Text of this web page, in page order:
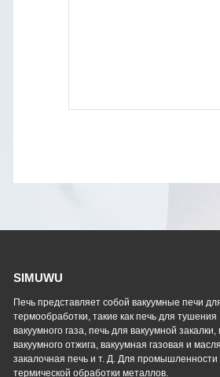
SIMUWU
Печь представляет собой вакуумные печи
термообработки, такие как печь для тушения
вакуумного газа, печь для вакуумной закалки,
вакуумного отжига, вакуумная газовая и
закалочная печь и т. Д. Для промышленности
термической обработки металлов.